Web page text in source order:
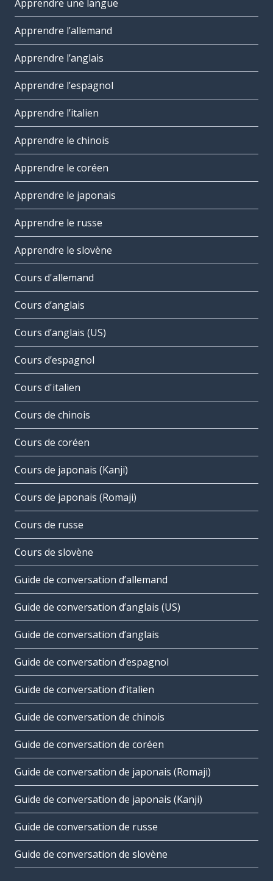
Apprendre une langue
Apprendre l’allemand
Apprendre l’anglais
Apprendre l’espagnol
Apprendre l’italien
Apprendre le chinois
Apprendre le coréen
Apprendre le japonais
Apprendre le russe
Apprendre le slovène
Cours d'allemand
Cours d’anglais
Cours d’anglais (US)
Cours d’espagnol
Cours d'italien
Cours de chinois
Cours de coréen
Cours de japonais (Kanji)
Cours de japonais (Romaji)
Cours de russe
Cours de slovène
Guide de conversation d’allemand
Guide de conversation d’anglais (US)
Guide de conversation d’anglais
Guide de conversation d’espagnol
Guide de conversation d’italien
Guide de conversation de chinois
Guide de conversation de coréen
Guide de conversation de japonais (Romaji)
Guide de conversation de japonais (Kanji)
Guide de conversation de russe
Guide de conversation de slovène